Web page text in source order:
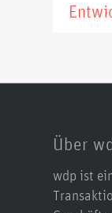
Über
wdp ist